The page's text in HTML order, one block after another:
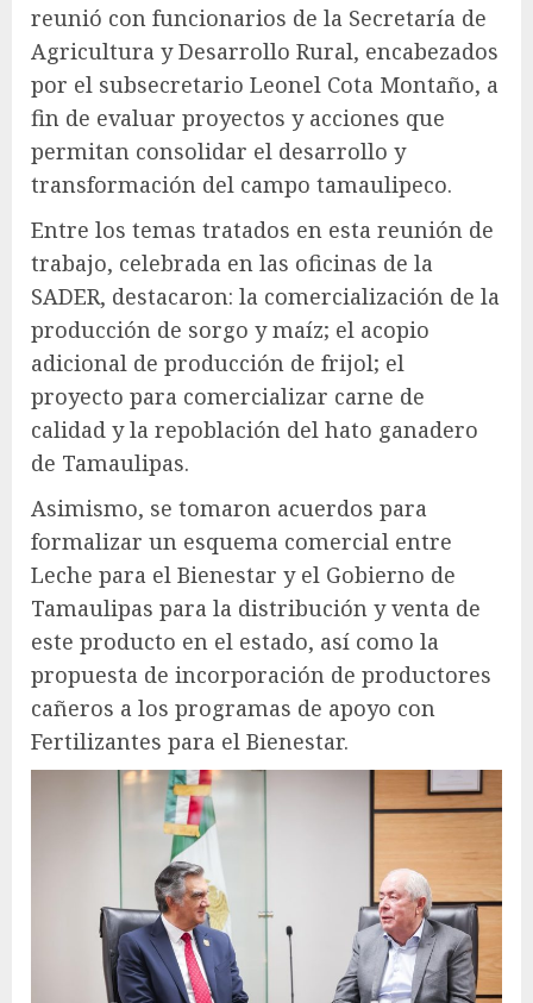
reunió con funcionarios de la Secretaría de
Agricultura y Desarrollo Rural, encabezados
por el subsecretario Leonel Cota Montaño, a
fin de evaluar proyectos y acciones que
permitan consolidar el desarrollo y
transformación del campo tamaulipeco.
Entre los temas tratados en esta reunión de
trabajo, celebrada en las oficinas de la
SADER, destacaron: la comercialización de la
producción de sorgo y maíz; el acopio
adicional de producción de frijol; el
proyecto para comercializar carne de
calidad y la repoblación del hato ganadero
de Tamaulipas.
Asimismo, se tomaron acuerdos para
formalizar un esquema comercial entre
Leche para el Bienestar y el Gobierno de
Tamaulipas para la distribución y venta de
este producto en el estado, así como la
propuesta de incorporación de productores
cañeros a los programas de apoyo con
Fertilizantes para el Bienestar.